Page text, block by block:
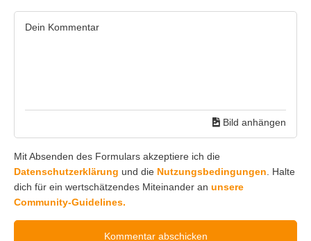
Bild anhängen
Mit Absenden des Formulars akzeptiere ich die
Datenschutzerklärung und die Nutzungsbedingungen . Halte
dich für ein wertschätzendes Miteinander an unsere
Community-Guidelines.